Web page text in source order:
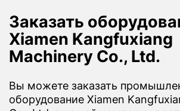
Заказать
Xiamen Kangfuxiang
Machinery Co., Ltd.
Вы можете заказать
оборудование Xiamen